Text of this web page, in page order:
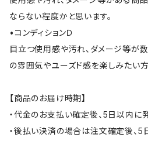
ならない程度かと思います。
•コンディションＤ
目立つ使用感や汚れ、ダメージ等が
の雰囲気やユーズド感を楽しみたい方
【商品のお届け時期】
・代金のお支払い確定後、5日以内に
・後払い決済の場合は注文確定後、5